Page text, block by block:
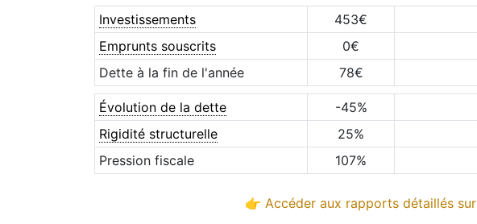
Investissements 453€
Emprunts souscrits
0€
Dette à la fin de l'année
78€
Évolution de la dette -45%
Rigidité structurelle
25%
Pression fiscale
107%
👉 Accéder aux rapports détaillés sur